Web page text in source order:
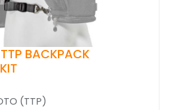
BACKPACK
(TTP)